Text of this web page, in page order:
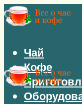
Чай
Кофе